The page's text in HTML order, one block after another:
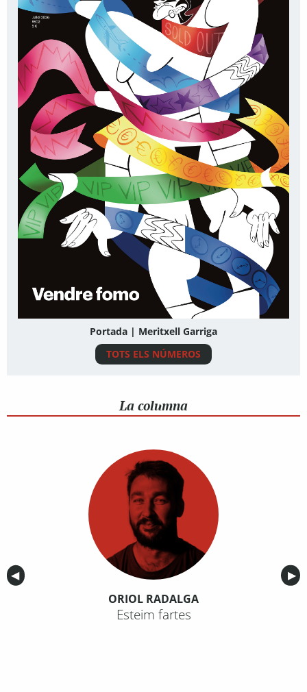
Portada | Meritxell Garriga
TOTS ELS NÚMEROS
La columna
Anterior
◀︎ ▶︎
ORIOL RADALGA
Esteim fartes